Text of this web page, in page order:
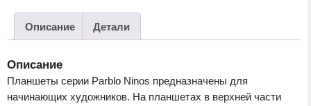
Описание Детали
Описание
Планшеты серии Parblo Ninos предназначены для
начинающих художников. На планшетах в верхней части